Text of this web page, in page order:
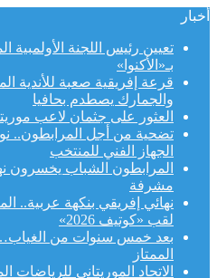
أخبار
تعيين رئيس اللجنة الأولمبية
بـ«الأكنوا»
قرعة إفريقية صعبة للأندية
والجمارك يصطدم بحافيا
العثور على جثمان لاعب
تضحية من أجل المرابطون..
الجهاز الفني للمنتخب
المرابطون الشباب يخسرون
مشرفة
نهائي إفريقي بنكهة عربية..
لقب «كوتيف 2026»
بعد خمس سنوات من الغياب…
الممتاز
الاتحاد الموريتاني للرياضات